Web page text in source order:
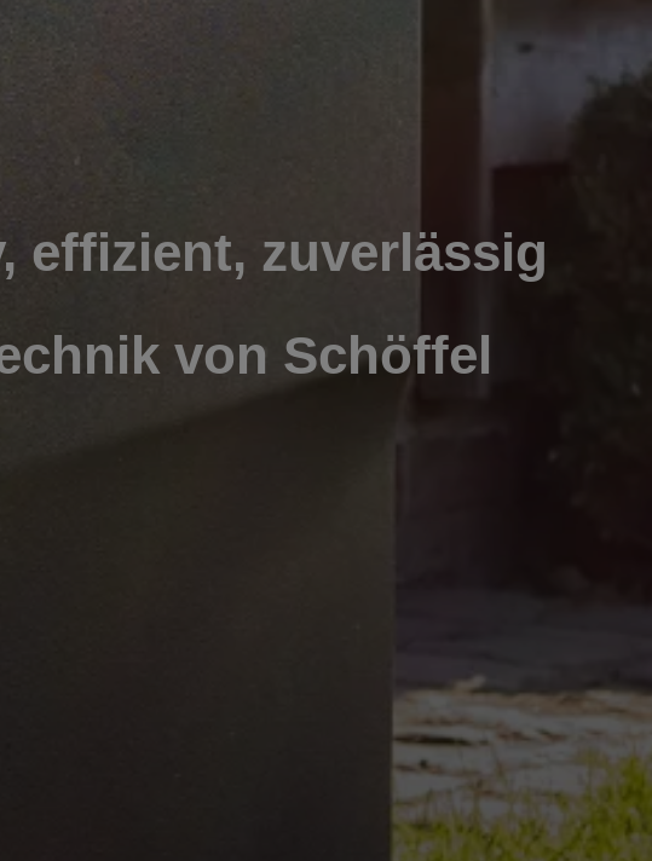
effizient, zuverlässig
von Schöffel